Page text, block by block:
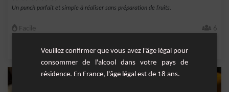
Un punch parfait et simple à réaliser sans préparation de fruits.
Facile 6
citron jus d'ananas,ananas,orange,jus de citron vert
Veuillez confirmer que vous avez l'âge légal pour
consommer de l'alcool dans votre pays de
résidence. En France, l'âge légal est de 18 ans.